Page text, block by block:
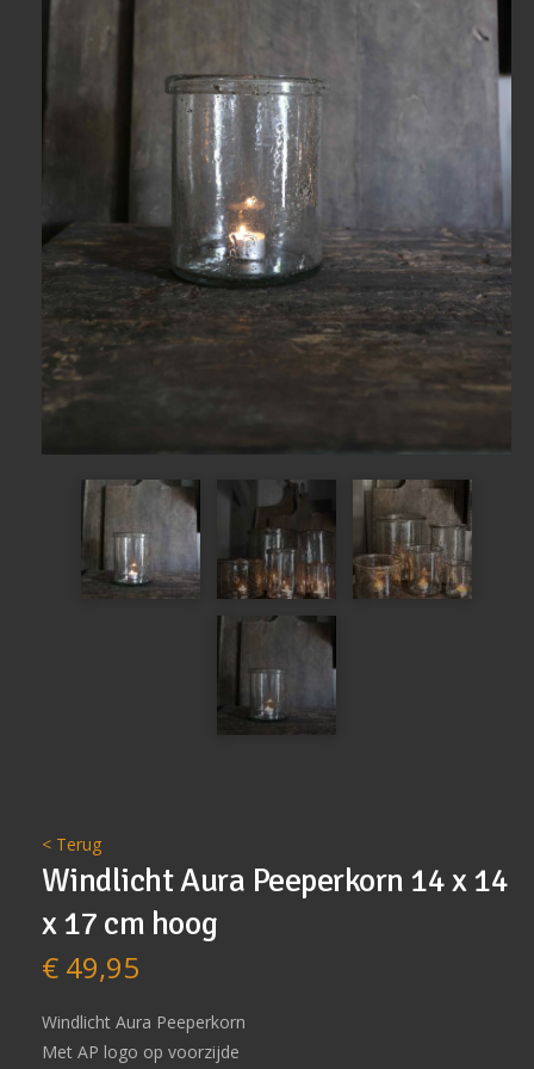
< Terug
Windlicht Aura Peeperkorn 14 x 14
x 17 cm hoog
€49,95
Windlicht Aura Peeperkorn
Met AP logo op voorzijde